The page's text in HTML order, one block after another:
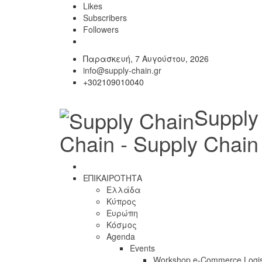
Likes
Subscribers
Followers
Παρασκευή, 7 Αυγούστου, 2026
info@supply-chain.gr
+302109010040
Supply
Chain - Supply Chain
ΕΠΙΚΑΙΡΟΤΗΤΑ
Ελλάδα
Κύπρος
Ευρώπη
Κόσμος
Agenda
Events